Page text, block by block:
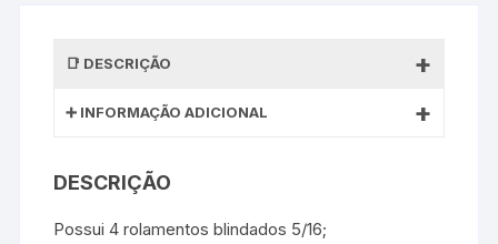
DESCRIÇÃO
INFORMAÇÃO ADICIONAL
DESCRIÇÃO
Possui 4 rolamentos blindados 5/16;